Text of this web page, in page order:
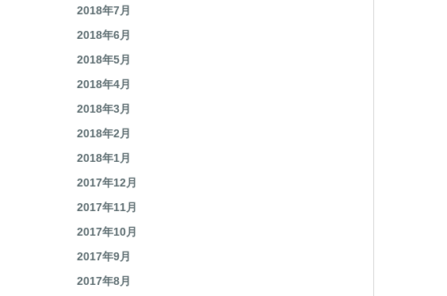
2018年8月
2018年7月
2018年6月
2018年5月
2018年4月
2018年3月
2018年2月
2018年1月
2017年12月
2017年11月
2017年10月
2017年9月